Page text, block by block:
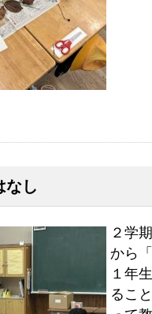
なし
２学
から
１年
るこ